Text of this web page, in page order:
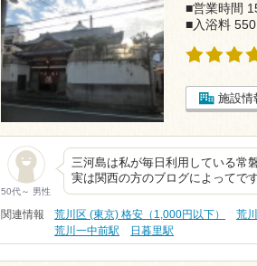
■営業時間
■入浴料 550
施設情
50代～ 男性
三河島は私が毎日利用している常
実は関西の方のブログによってで
関連情報 荒川区 (東京) 格安（1,000円以下） 荒
荒川一中前駅
日暮里駅